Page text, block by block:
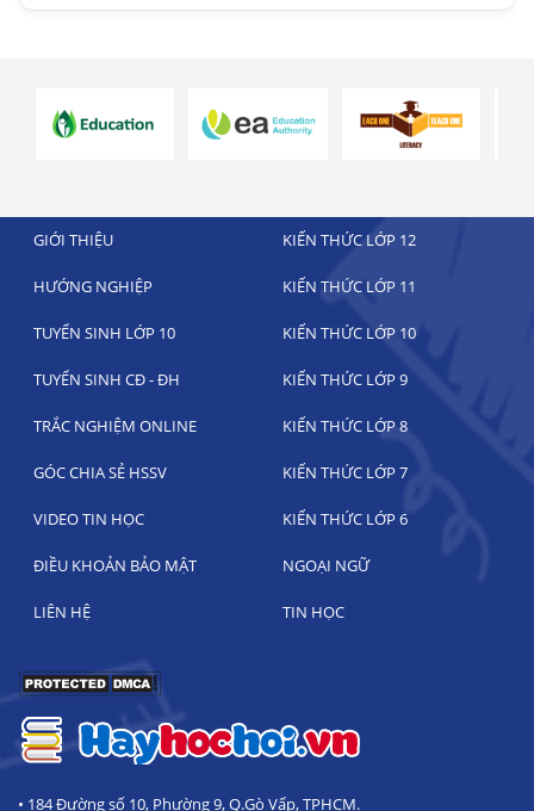
GIỚI THIỆU KIẾN THỨC LỚP 12
HƯỚNG NGHIỆP KIẾN THỨC LỚP 11
TUYỂN SINH LỚP 10 KIẾN THỨC LỚP 10
TUYỂN SINH CĐ - ĐH KIẾN THỨC LỚP 9
TRẮC NGHIỆM ONLINE KIẾN THỨC LỚP 8
GÓC CHIA SẺ HSSV KIẾN THỨC LỚP 7
VIDEO TIN HỌC KIẾN THỨC LỚP 6
ĐIỀU KHOẢN BẢO MẬT NGOẠI NGỮ
LIÊN HỆ TIN HỌC
• 184 Đường số 10, Phường 9, Q.Gò Vấp, TPHCM.